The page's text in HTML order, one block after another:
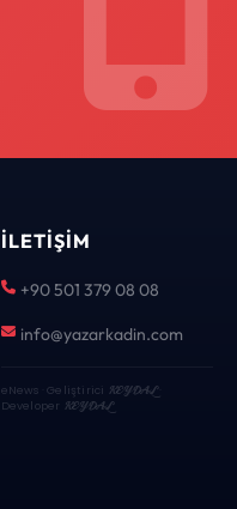
İLETIŞIM
+90 501 379 08 08
info@yazarkadin.com
eNews · Geliştirici KEYDAL·
Developer KEYDAL